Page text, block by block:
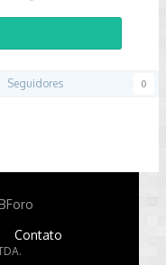
Seguidores 0
Contato